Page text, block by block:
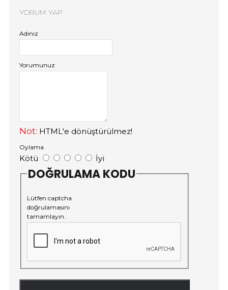
YORUM YAP
Adınız
Yorumunuz
Not: HTML'e dönüştürülmez!
Oylama
Kötü İyi
DOĞRULAMA KODU
Lütfen captcha
doğrulamasını
tamamlayın.